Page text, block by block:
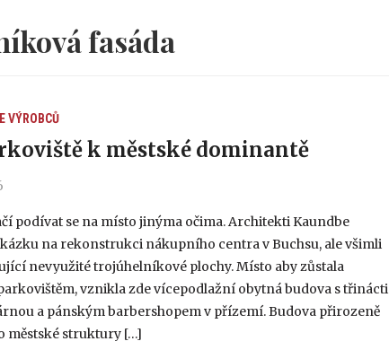
fasáda
VÝROBCŮ
k městské dominantě
podívat se na místo jinýma očima. Architekti Kaundbe
na rekonstrukci nákupního centra v Buchsu, ale všimli
nevyužité trojúhelníkové plochy. Místo aby zůstala
vznikla zde vícepodlažní obytná budova s třinácti
a pánským barbershopem v přízemí. Budova přirozeně
městské struktury […]